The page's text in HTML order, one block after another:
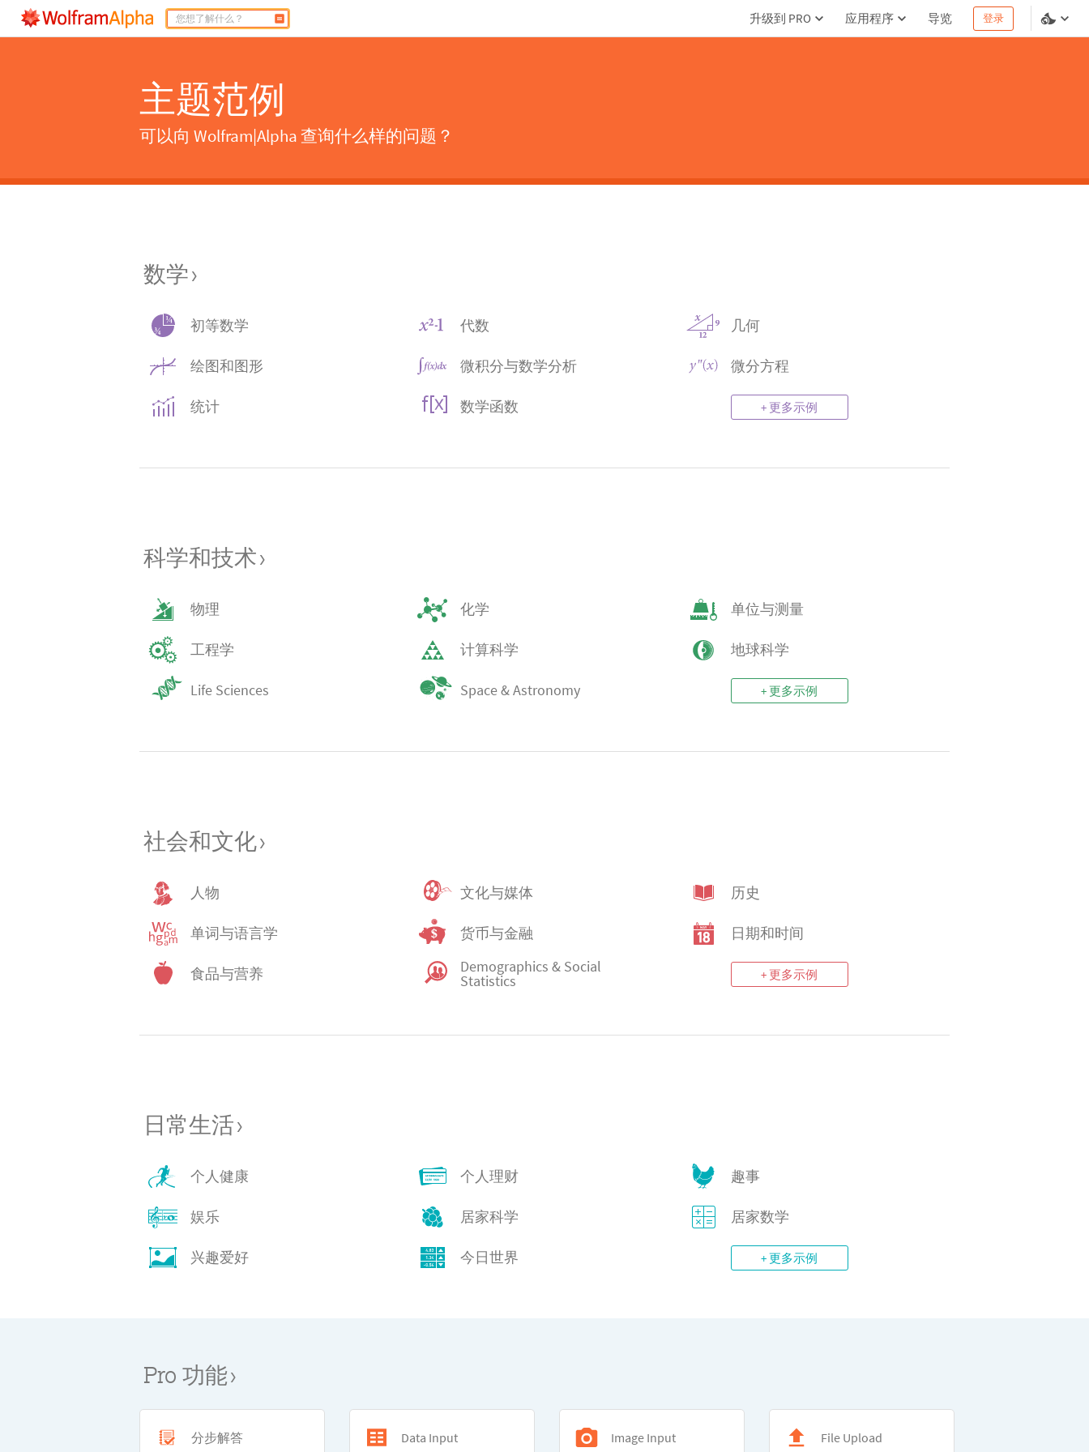
升级到 PRO 应用程序 导览 登录
主题范例
可以向 Wolfram|Alpha 查询什么样的问题？
数学›
初等数学 代数 几何
绘图和图形 微积分与数学分析 微分方程
统计 数学函数 + 更多示例
科学和技术›
物理 化学 单位与测量
工程学 计算科学 地球科学
Life Sciences Space & Astronomy + 更多示例
社会和文化›
人物 文化与媒体 历史
单词与语言学 货币与金融 日期和时间
食品与营养 Demographics & Social
Statistics + 更多示例
日常生活›
个人健康 个人理财 趣事
娱乐 居家科学 居家数学
兴趣爱好 今日世界 + 更多示例
Pro 功能›
分步解答 Data Input Image Input File Upload